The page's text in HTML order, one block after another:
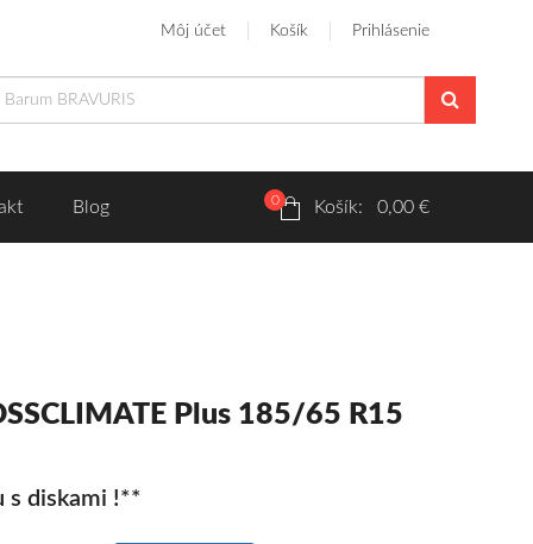
Môj účet Košík Prihlásenie
Blog 0 Košík: 0,00 €
Plus 185/65 R15
s diskami !**